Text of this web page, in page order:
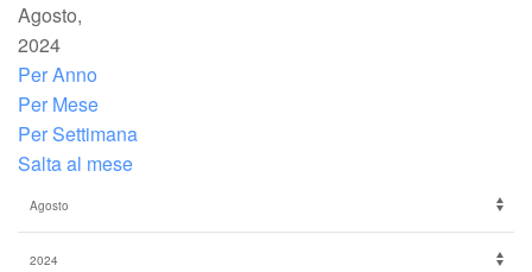
Agosto,
2024
Per Anno
Per Mese
Per Settimana
Salta al mese